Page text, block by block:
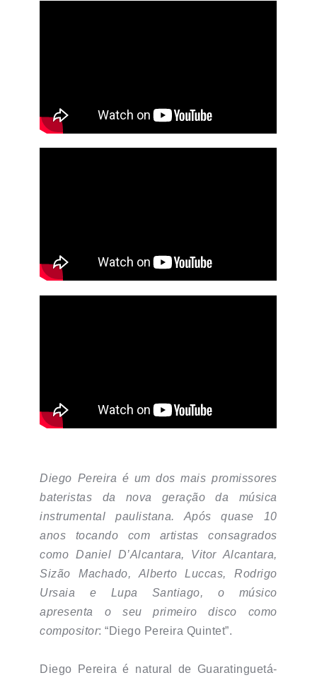
Diego Pereira é um dos mais promissores
bateristas da nova geração da música
instrumental paulistana. Após quase 10
anos tocando com artistas consagrados
como Daniel D’Alcantara, Vitor Alcantara,
Sizão Machado, Alberto Luccas, Rodrigo
Ursaia e Lupa Santiago,
o músico
apresenta o seu primeiro disco como
compositor: “Diego Pereira Quintet”.
Diego Pereira é natural de Guaratinguetá-